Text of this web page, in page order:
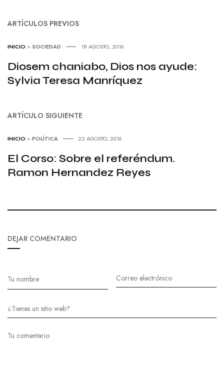
ARTÍCULOS PREVIOS
INICIO > SOCIEDAD 18 AGOSTO, 2016
Diosem chaniabo, Dios nos ayude:
Sylvia Teresa Manríquez
ARTÍCULO SIGUIENTE
INICIO >POLÍTICA 22 AGOSTO, 2016
El Corso: Sobre el referéndum.
Ramon Hernandez Reyes
DEJAR COMENTARIO